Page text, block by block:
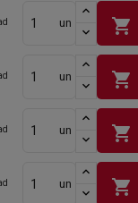
un shopping_cart
un shopping_cart
un shopping_cart
un shopping_cart